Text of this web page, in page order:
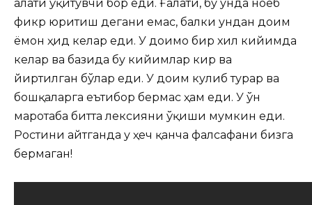
ғалати ўқитувчи бор еди. Ғалати, бу унда ноёб
фикр юритиш дегани емас, балки ундан доим
ёмон ҳид келар еди. У доимо бир хил кийимда
келар ва базида бу кийимлар кир ва
йиртилган бўлар еди. У доим кулиб турар ва
бошқаларга еътибор бермас ҳам еди. У ўн
маротаба битта лексияни ўқиши мумкин еди.
Ростини айтганда у ҳеч қанча фалсафани бизга
бермаган!